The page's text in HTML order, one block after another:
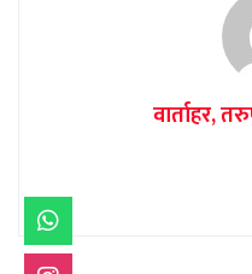
वार्ताहर,